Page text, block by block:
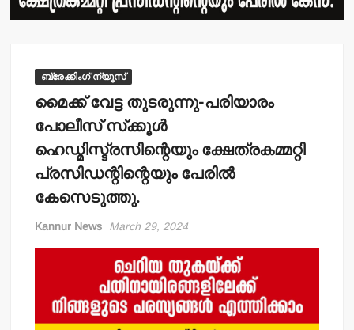
ബ്രേക്കിംഗ് ന്യൂസ്
മൈക്ക് വേട്ട തുടരുന്നു-പരിയാരം
പോലീസ് സ്‌ക്കൂള്‍
ഹെഡ്മിസ്ട്രസിന്റെയും ക്ഷേത്രകമ്മറ്റി
പ്രസിഡന്റിന്റെയും പേരില്‍
കേസെടുത്തു.
Kannur News March 29, 2024